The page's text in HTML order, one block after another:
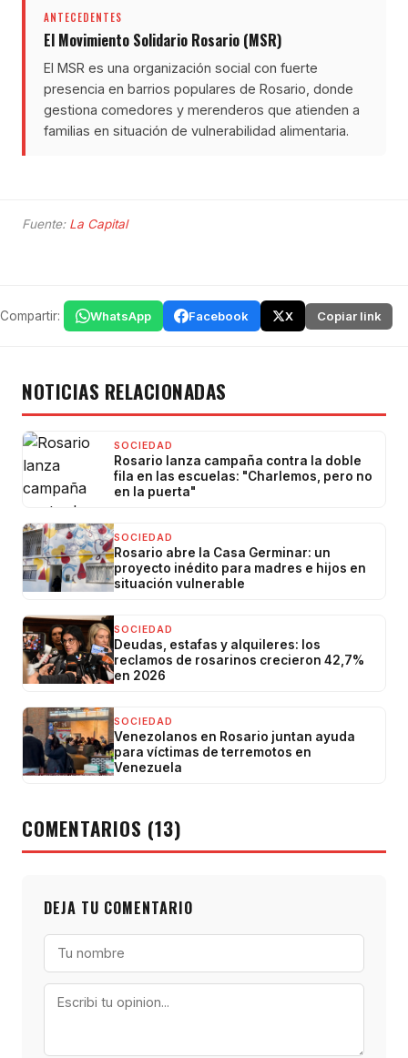
ANTECEDENTES
El Movimiento Solidario Rosario (MSR)
El MSR es una organización social con fuerte
presencia en barrios populares de Rosario, donde
gestiona comedores y merenderos que atienden a
familias en situación de vulnerabilidad alimentaria.
Fuente: La Capital
Compartir: WhatsApp Facebook X Copiar link
NOTICIAS RELACIONADAS
SOCIEDAD
Rosario lanza campaña contra la doble
fila en las escuelas: "Charlemos, pero no
en la puerta"
SOCIEDAD
Rosario abre la Casa Germinar: un
proyecto inédito para madres e hijos en
situación vulnerable
SOCIEDAD
Deudas, estafas y alquileres: los
reclamos de rosarinos crecieron 42,7%
en 2026
SOCIEDAD
Venezolanos en Rosario juntan ayuda
para víctimas de terremotos en
Venezuela
COMENTARIOS (13)
DEJA TU COMENTARIO